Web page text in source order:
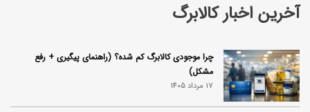
آخرین اخبار کالابرگ
چرا موجودی کالابرگ کم شده؟ (راهنمای پیگیری + رفع
مشکل)
17 مرداد 1405